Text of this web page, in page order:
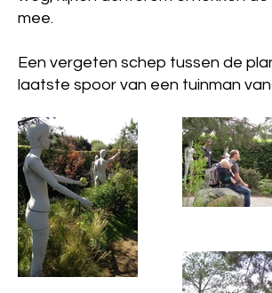
mee.
Een vergeten schep tussen de
laatste spoor van een tuinman van